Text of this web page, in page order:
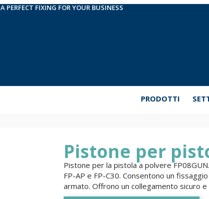
A PERFECT FIXING FOR YOUR BUSINESS
PRODOTTI
Pistone per
Pistone per la pistola a polvere
FP-AP e FP-C30. Consentono un
armato. Offrono un collegamento sicuro e